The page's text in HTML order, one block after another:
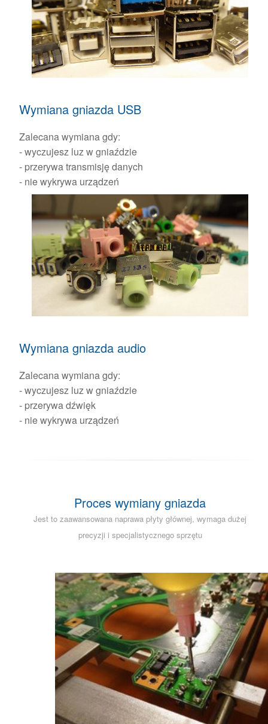
Wymiana gniazda USB
Zalecana wymiana gdy:
- wyczujesz luz w gniaździe
- przerywa transmisję danych
- nie wykrywa urządzeń
Wymiana gniazda audio
Zalecana wymiana gdy:
- wyczujesz luz w gniaździe
- przerywa dźwięk
- nie wykrywa urządzeń
Proces wymiany gniazda
Jest to zaawansowana naprawa płyty głównej, wymaga dużej
precyzji i specjalistycznego sprzętu